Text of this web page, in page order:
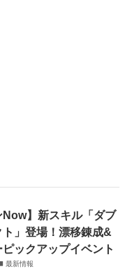
Now】新スキル「ダブ
ト」登場！漂移錬成&
ックアップイベント
最新情報